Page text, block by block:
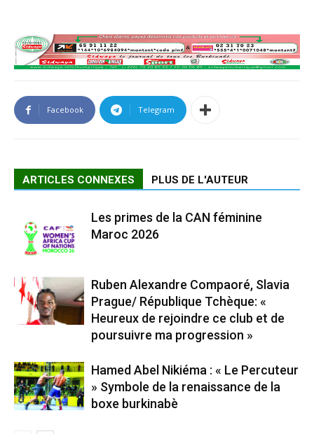
Facebook Telegram
ARTICLES CONNEXES PLUS DE L'AUTEUR
Les primes de la CAN féminine
Maroc 2026
Ruben Alexandre Compaoré, Slavia
Prague/ République Tchèque: «
Heureux de rejoindre ce club et de
poursuivre ma progression »
Hamed Abel Nikiéma : « Le Percuteur
» Symbole de la renaissance de la
boxe burkinabè